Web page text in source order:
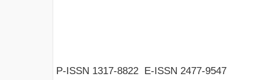
P-ISSN 1317-8822 E-ISSN 2477-9547